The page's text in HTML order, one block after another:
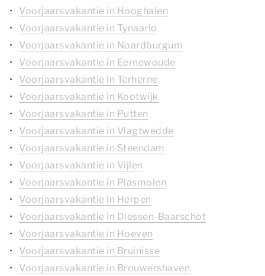
Voorjaarsvakantie in Hooghalen
Voorjaarsvakantie in Tynaarlo
Voorjaarsvakantie in Noardburgum
Voorjaarsvakantie in Eernewoude
Voorjaarsvakantie in Terherne
Voorjaarsvakantie in Kootwijk
Voorjaarsvakantie in Putten
Voorjaarsvakantie in Vlagtwedde
Voorjaarsvakantie in Steendam
Voorjaarsvakantie in Vijlen
Voorjaarsvakantie in Plasmolen
Voorjaarsvakantie in Herpen
Voorjaarsvakantie in Diessen-Baarschot
Voorjaarsvakantie in Hoeven
Voorjaarsvakantie in Bruinisse
Voorjaarsvakantie in Brouwershaven